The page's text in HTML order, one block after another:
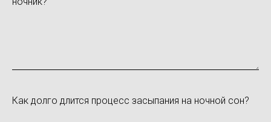
Как долго длится процесс засыпания на ночной сон?